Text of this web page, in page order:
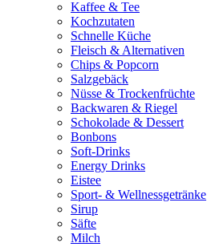
Kaffee & Tee
Kochzutaten
Schnelle Küche
Fleisch & Alternativen
Chips & Popcorn
Salzgebäck
Nüsse & Trockenfrüchte
Backwaren & Riegel
Schokolade & Dessert
Bonbons
Soft-Drinks
Energy Drinks
Eistee
Sport- & Wellnessgetränke
Sirup
Säfte
Milch